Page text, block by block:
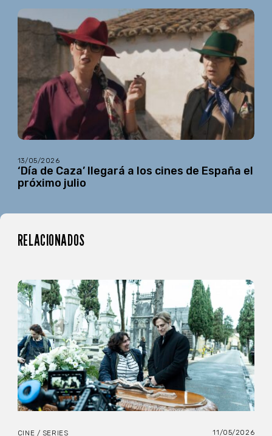
13/05/2026
‘Día de Caza’ llegará a los cines de España el
próximo julio
RELACIONADOS
CINE / SERIES 11/05/2026